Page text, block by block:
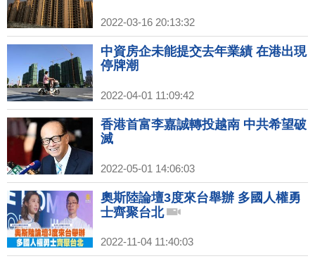
2022-03-16 20:13:32
中資房企未能提交去年業績 在港出現
停牌潮
2022-04-01 11:09:42
香港首富李嘉誠轉投越南 中共希望破
滅
2022-05-01 14:06:03
奧斯陸論壇3度來台舉辦 多國人權勇
士齊聚台北
2022-11-04 11:40:03